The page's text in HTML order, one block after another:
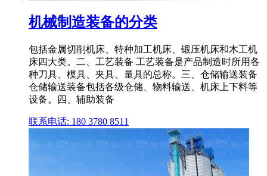
机械制造装备的分类
包括金属切削机床、特种加工机床、锻压机床和木工机
床四大类。二、工艺装备 工艺装备是产品制造时所用各
种刀具、模具、夹具、量具的总称。三、仓储输送装备
仓储输送装备包括各级仓储、物料输送、机床上下料等
设备。四、辅助装备
联系电话: 180 3780 8511